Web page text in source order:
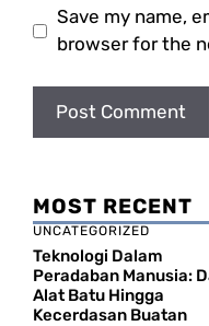
Save my name,
browser for the
MOST RECENT
UNCATEGORIZED
Teknologi Dalam
Peradaban Manusia:
Alat Batu Hingga
Kecerdasan Buatan